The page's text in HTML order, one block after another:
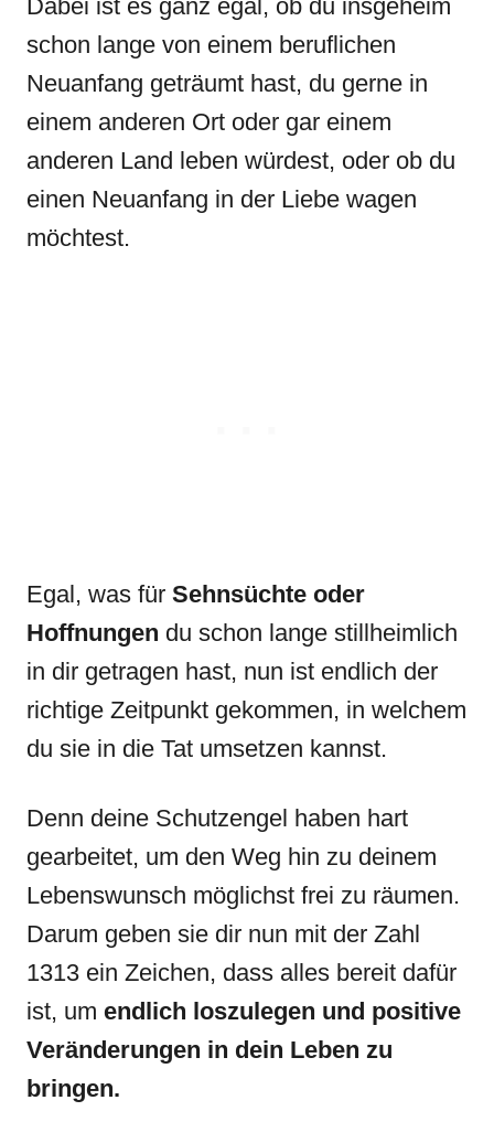
Dabei ist es ganz egal, ob du insgeheim
schon lange von einem beruflichen
Neuanfang geträumt hast, du gerne in
einem anderen Ort oder gar einem
anderen Land leben würdest, oder ob du
einen Neuanfang in der Liebe wagen
möchtest.
Egal, was für Sehnsüchte oder
Hoffnungen du schon lange stillheimlich
in dir getragen hast, nun ist endlich der
richtige Zeitpunkt gekommen, in welchem
du sie in die Tat umsetzen kannst.
Denn deine Schutzengel haben hart
gearbeitet, um den Weg hin zu deinem
Lebenswunsch möglichst frei zu räumen.
Darum geben sie dir nun mit der Zahl
1313 ein Zeichen, dass alles bereit dafür
ist, um endlich loszulegen und positive
Veränderungen in dein Leben zu
bringen.